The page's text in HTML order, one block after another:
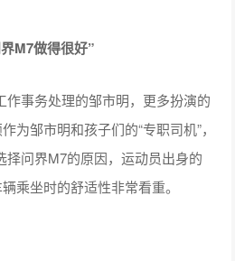
M7做得很好”
事务处理的邹市明，更多扮演的
为邹市明和孩子们的“专职司机”，
择问界M7的原因，运动员出身的
乘坐时的舒适性非常看重。